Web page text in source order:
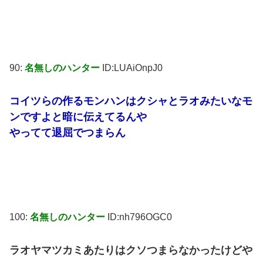
90: 名無しのハンター ID:LUAiOnpJ0
コイツらの作るモンハンはクシャとラオみたいなモ
ンですよと暗に伝えてるんや
やってて退屈でつまらん
100: 名無しのハンター ID:nh796OGC0
ラオヤマツカミあたりはクソつまらなかったけどや